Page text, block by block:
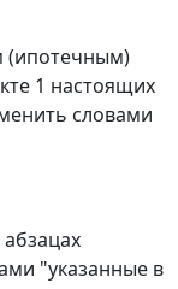
(ипотечным)
1 настоящих
словами
"указанные в